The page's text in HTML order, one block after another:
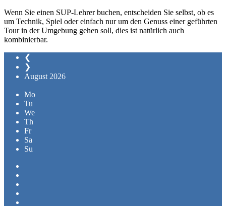
Wenn Sie einen SUP-Lehrer buchen, entscheiden Sie selbst, ob es
um Technik, Spiel oder einfach nur um den Genuss einer geführten
Tour in der Umgebung gehen soll, dies ist natürlich auch
kombinierbar.
❮
❯
August 2026
Mo
Tu
We
Th
Fr
Sa
Su